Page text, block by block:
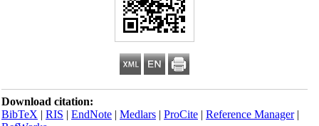
Download citation:
BibTeX|RIS|EndNote|Medlars|ProCite|Reference Manager